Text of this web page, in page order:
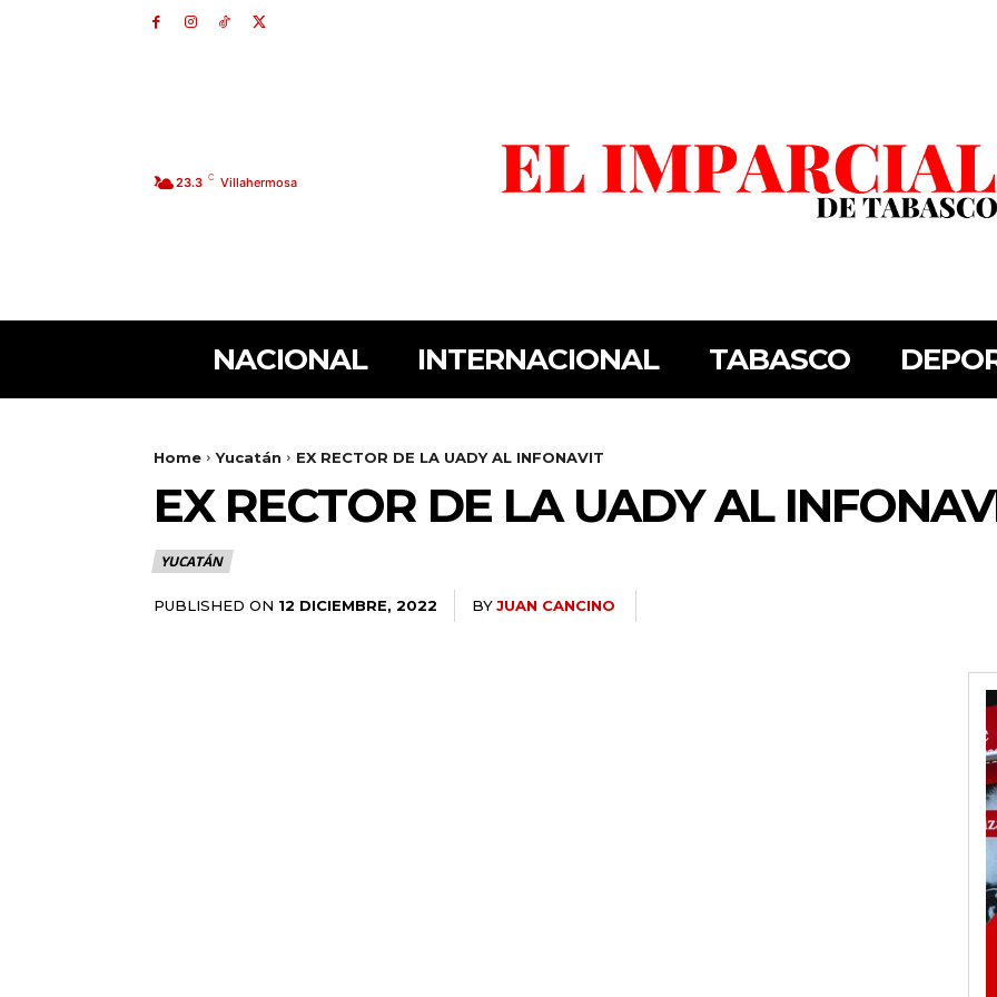
23.3 C Villahermosa
NACIONAL INTERNACIONAL TABASCO
Home Yucatán EX RECTOR DE LA UADY AL INFONAVIT
EX RECTOR DE LA UADY AL
YUCATÁN
PUBLISHED ON 12 DICIEMBRE, 2022 BYJUAN CANCINO